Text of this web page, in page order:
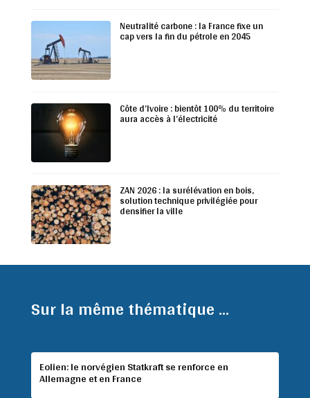
Neutralité carbone : la France fixe un
cap vers la fin du pétrole en 2045
Côte d’Ivoire : bientôt 100% du territoire
aura accès à l’électricité
ZAN 2026 : la surélévation en bois,
solution technique privilégiée pour
densifier la ville
Sur la même thématique ...
Eolien: le norvégien Statkraft se renforce en
Allemagne et en France